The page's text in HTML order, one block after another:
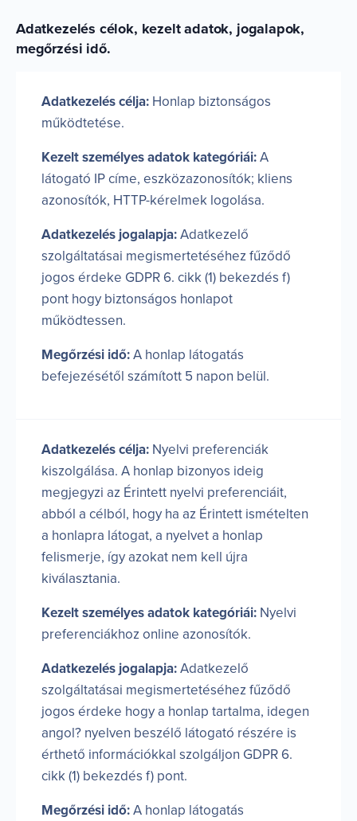
Adatkezelés célok, kezelt adatok, jogalapok,
megőrzési idő.
Adatkezelés célja: Honlap biztonságos
működtetése.
Kezelt személyes adatok kategóriái:A
látogató IP címe, eszközazonosítók; kliens
azonosítók, HTTP-kérelmek logolása.
Adatkezelés jogalapja:Adatkezelő
szolgáltatásai megismertetéséhez fűződő
jogos érdeke GDPR 6. cikk (1) bekezdés f)
pont hogy biztonságos honlapot
működtessen.
Megőrzési idő:A honlap látogatás
befejezésétől számított 5 napon belül.
Adatkezelés célja: Nyelvi preferenciák
kiszolgálása. A honlap bizonyos ideig
megjegyzi az Érintett nyelvi preferenciáit,
abból a célból, hogy ha az Érintett ismételten
a honlapra látogat, a nyelvet a honlap
felismerje, így azokat nem kell újra
kiválasztania.
Kezelt személyes adatok kategóriái: Nyelvi
preferenciákhoz online azonosítók.
Adatkezelés jogalapja:Adatkezelő
szolgáltatásai megismertetéséhez fűződő
jogos érdeke hogy a honlap tartalma, idegen
angol? nyelven beszélő látogató részére is
érthető információkkal szolgáljon GDPR 6.
cikk (1) bekezdés f) pont.
Megőrzési idő:A honlap látogatás